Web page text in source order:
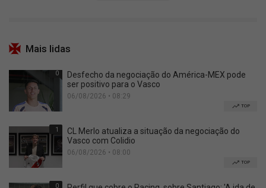
Mais lidas
0
Desfecho da negociação do América-MEX pode
ser positivo para o Vasco
06/08/2026 • 08:29
TOP
1
CL Merlo atualiza a situação da negociação do
Vasco com Colidio
06/08/2026 • 08:00
TOP
0